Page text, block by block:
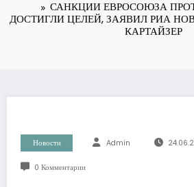
САНКЦИИ ЕВРОСОЮЗА
ДОСТИГЛИ ЦЕЛЕЙ, ЗАЯВИЛ РИА
КАРТАЙЗЕР
Новости Admin
0 Комментарии